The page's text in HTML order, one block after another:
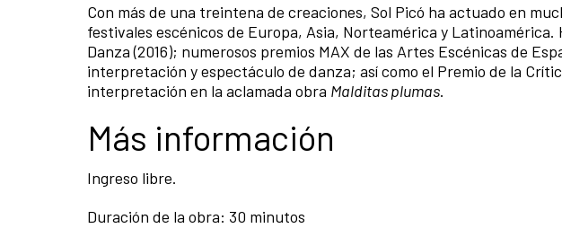
Con más de una treintena de creaciones, Sol Picó ha actuado en
festivales escénicos de Europa, Asia, Norteamérica y
Danza (2016); numerosos premios MAX de las Artes Escénicas de
interpretación y espectáculo de danza; así como el Premio de la
interpretación en la aclamada obra Malditas plumas.
Más información
Ingreso libre.
Duración de la obra: 30 minutos